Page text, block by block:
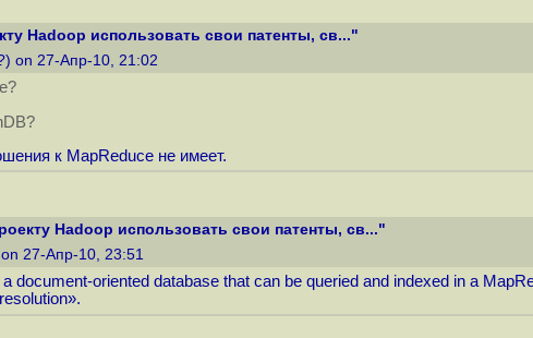
Hadoop использовать свои патенты, св..."
on 27-Апр-10, 21:02
к MаpReduce не имеет.
Hadoop использовать свои патенты, св..."
27-Апр-10, 23:51
document-oriented database that can be queried and indexed in a